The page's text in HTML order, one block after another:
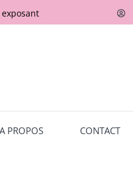
PROPOS CONTACT